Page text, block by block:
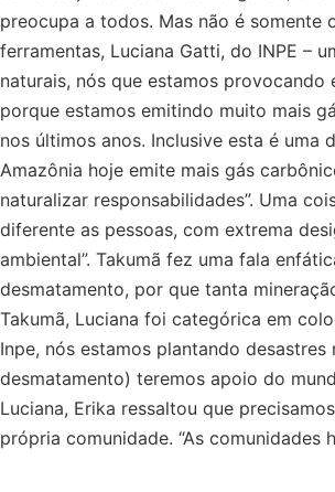
preocupa a todos. Mas não é somente
ferramentas, Luciana Gatti, do INPE –
naturais, nós que estamos provocando
porque estamos emitindo muito mais
nos últimos anos. Inclusive esta é
Amazônia hoje emite mais gás
naturalizar responsabilidades”. Uma
diferente as pessoas, com extrema
ambiental”. Takumã fez uma fala
desmatamento, por que tanta
Takumã, Luciana foi categórica em
Inpe, nós estamos plantando
desmatamento) teremos apoio do
Luciana, Erika ressaltou que
própria comunidade. “As